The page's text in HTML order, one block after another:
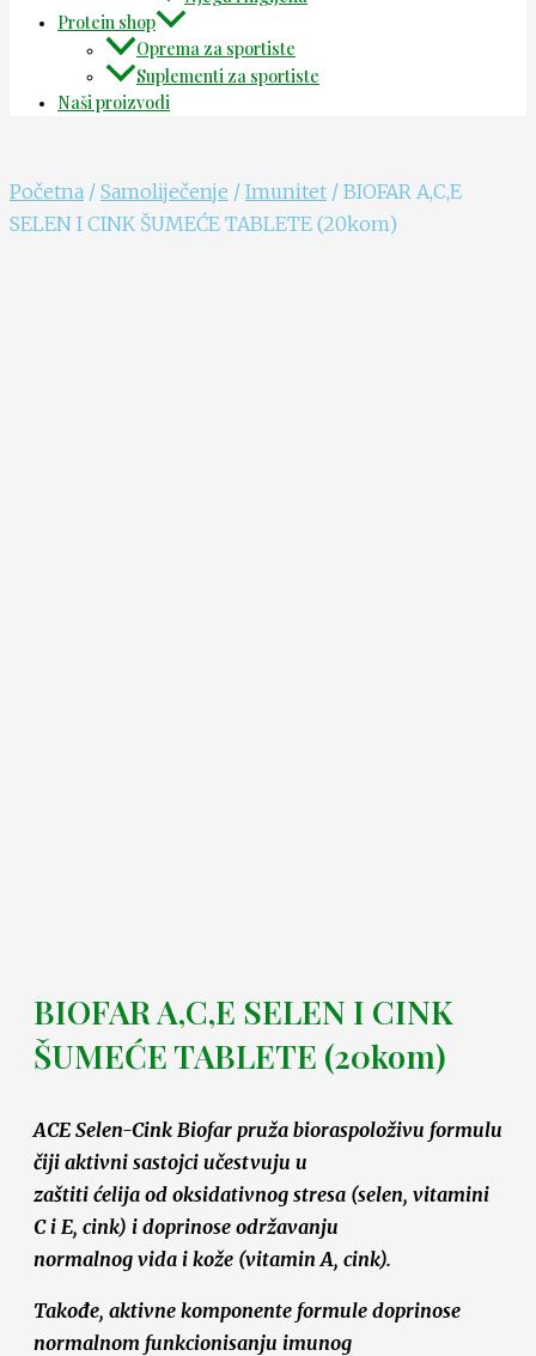
Protein shop
Oprema za sportiste
Suplementi za sportiste
Naši proizvodi
Početna / Samoliječenje / Imunitet / BIOFAR A,C,E
SELEN I CINK ŠUMEĆE TABLETE (20kom)
BIOFAR A,C,E SELEN I CINK
ŠUMEĆE TABLETE (20kom)
ACE Selen-Cink Biofar pruža bioraspoloživu formulu
čiji aktivni sastojci učestvuju u
zaštiti ćelija od oksidativnog stresa (selen, vitamini
C i E, cink) i doprinose održavanju
normalnog vida i kože (vitamin A, cink).
Takođe, aktivne komponente formule doprinose
normalnom funkcionisanju imunog